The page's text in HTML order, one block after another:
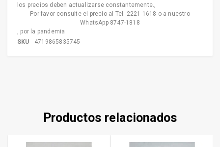
los precios deben actualizarse constantemente.,
Por favor consulte el precio al Tel. 2221-1618 o a nuestro
WhatsApp 8747-1818
, por la pandemia
SKU
4719865835745
Productos relacionados